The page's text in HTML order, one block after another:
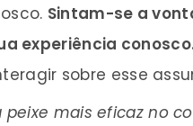
Sintam-se a
experiência
sobre esse
peixe mais eficaz no